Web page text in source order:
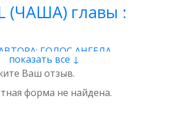
(ЧАША) главы :
ГОЛОС АНГЕЛА
3 - Восток и Запад
нити
5 - Звучащая глина
8 - وجدان
показать все ↓
Ваш отзыв.
форма не найдена.